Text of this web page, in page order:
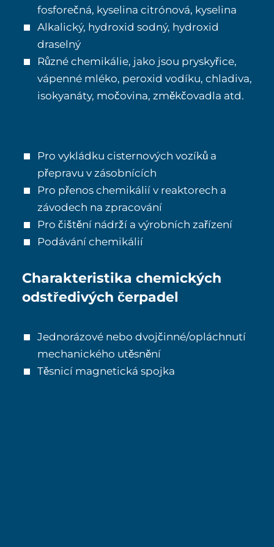
fosforečná, kyselina citrónová, kyselina
Alkalický, hydroxid sodný, hydroxid
draselný
Různé chemikálie, jako jsou pryskyřice,
vápenné mléko, peroxid vodíku, chladiva,
isokyanáty, močovina, změkčovadla atd.
Pro vykládku cisternových vozíků a
přepravu v zásobnících
Pro přenos chemikálií v reaktorech a
závodech na zpracování
Pro čištění nádrží a výrobních zařízení
Podávání chemikálií
Charakteristika chemických
odstředivých čerpadel
Jednorázové nebo dvojčinné/opláchnutí
mechanického utěsnění
Těsnicí magnetická spojka